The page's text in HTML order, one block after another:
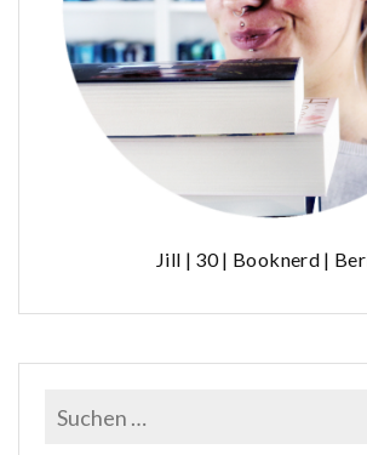
Jill | 30 | Booknerd |